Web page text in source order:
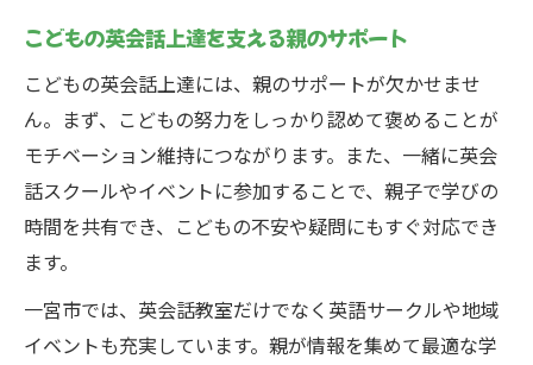
こどもの英会話上達を支える親のサポート
こどもの英会話上達には、親のサポートが欠かせませ
ん。まず、こどもの努力をしっかり認めて褒めることが
モチベーション維持につながります。また、一緒に英会
話スクールやイベントに参加することで、親子で学びの
時間を共有でき、こどもの不安や疑問にもすぐ対応でき
ます。
一宮市では、英会話教室だけでなく英語サークルや地域
イベントも充実しています。親が情報を集めて最適な学